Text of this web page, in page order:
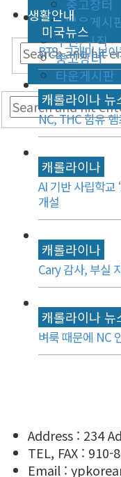
중고장터
타운게시
생활안내
구인/구직
중고장터
타운게시판
미국뉴스
BTS, 그래미 보
캐롤라이나 뉴
NC, THC 함유
캐롤라이나
AI 기반 사립학교
개설
캐롤라이나
Cary 감사, 부실
캐롤라이나 뉴
벼룩 때문에 NC
Address : 234
TEL, FAX : 910-
Email :